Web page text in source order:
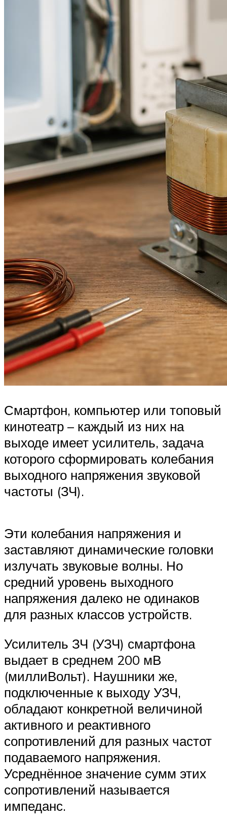
Смартфон, компьютер или топовый
кинотеатр – каждый из них на
выходе имеет усилитель, задача
которого сформировать колебания
выходного напряжения звуковой
частоты (ЗЧ).
Эти колебания напряжения и
заставляют динамические головки
излучать звуковые волны. Но
средний уровень выходного
напряжения далеко не одинаков
для разных классов устройств.
Усилитель ЗЧ (УЗЧ) смартфона
выдает в среднем 200 мВ
(миллиВольт). Наушники же,
подключенные к выходу УЗЧ,
обладают конкретной величиной
активного и реактивного
сопротивлений для разных частот
подаваемого напряжения.
Усреднённое значение сумм этих
сопротивлений называется
импеданс.